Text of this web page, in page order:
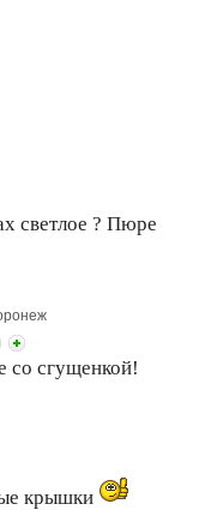
светлое ? Пюре
со сгущенкой!
крышки